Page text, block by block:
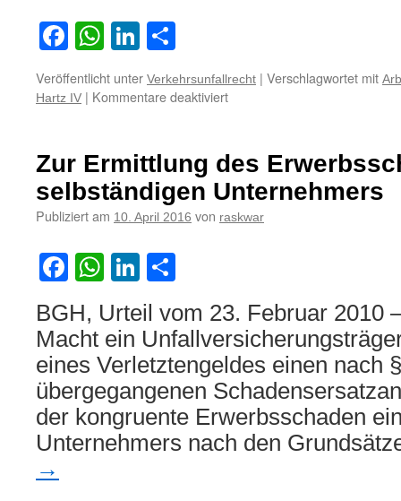
Facebook
WhatsApp
LinkedIn
Veröffentlicht unter Verkehrsunfallrecht | Verschlagwortet mit
Hartz IV | Kommentare deaktiviertfür
verkehrsunfallbedingten
Wegfalls
des
Arbeitslosengeld
Zur Ermittlung des
selbständigen Unternehmers
Publiziert am 10. April 2016 von raskwar
Facebook
WhatsApp
LinkedIn
BGH, Urteil vom 23. Februar 2010
Macht ein
eines Verletztengeldes einen nach
übergegangenen
der kongruente Erwerbsschaden
Unternehmers nach den
→